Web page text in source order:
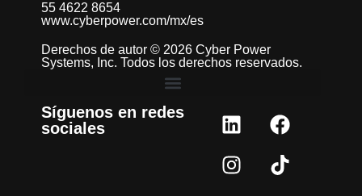
55 4622 8654
www.cyberpower.com/mx/es
Derechos de autor © 2026 Cyber Power
Systems, Inc. Todos los derechos reservados.
Síguenos en redes
sociales